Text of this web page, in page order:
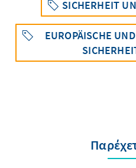
SICHERHEIT
EUROPÄISCHE